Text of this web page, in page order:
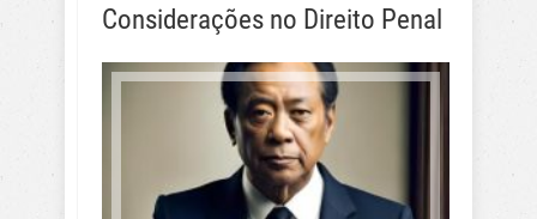
Considerações no Direito Penal